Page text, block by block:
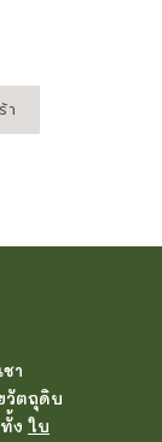
า
า
วัตถุดิบ
ง ใบ